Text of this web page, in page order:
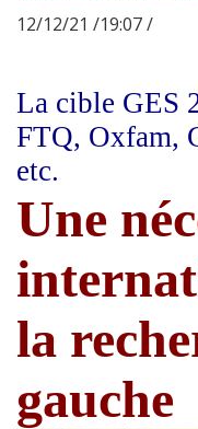
12/12/21 /19:07 /
La cible GES
FTQ, Oxfam,
etc.
Une
la
gauche